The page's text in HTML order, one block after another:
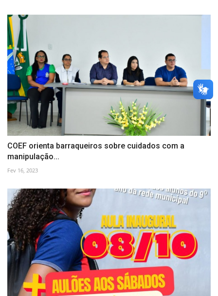
COEF orienta barraqueiros sobre cuidados com a
manipulação...
Fev 16, 2023